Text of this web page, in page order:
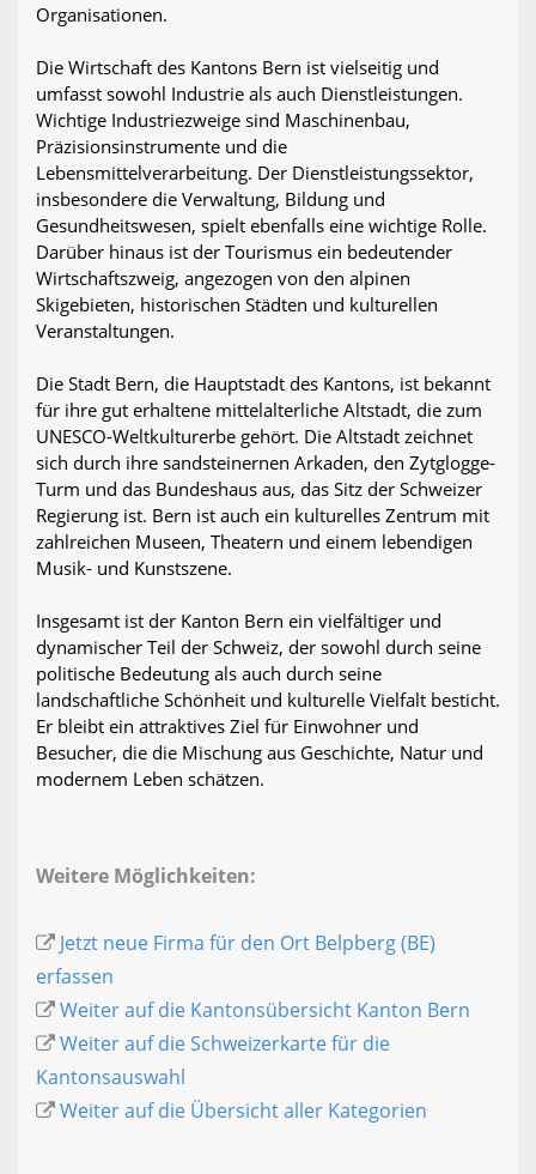
Organisationen.
Die Wirtschaft des Kantons Bern ist vielseitig und
umfasst sowohl Industrie als auch Dienstleistungen.
Wichtige Industriezweige sind Maschinenbau,
Präzisionsinstrumente und die
Lebensmittelverarbeitung. Der Dienstleistungssektor,
insbesondere die Verwaltung, Bildung und
Gesundheitswesen, spielt ebenfalls eine wichtige Rolle.
Darüber hinaus ist der Tourismus ein bedeutender
Wirtschaftszweig, angezogen von den alpinen
Skigebieten, historischen Städten und kulturellen
Veranstaltungen.
Die Stadt Bern, die Hauptstadt des Kantons, ist bekannt
für ihre gut erhaltene mittelalterliche Altstadt, die zum
UNESCO-Weltkulturerbe gehört. Die Altstadt zeichnet
sich durch ihre sandsteinernen Arkaden, den Zytglogge-
Turm und das Bundeshaus aus, das Sitz der Schweizer
Regierung ist. Bern ist auch ein kulturelles Zentrum mit
zahlreichen Museen, Theatern und einem lebendigen
Musik- und Kunstszene.
Insgesamt ist der Kanton Bern ein vielfältiger und
dynamischer Teil der Schweiz, der sowohl durch seine
politische Bedeutung als auch durch seine
landschaftliche Schönheit und kulturelle Vielfalt besticht.
Er bleibt ein attraktives Ziel für Einwohner und
Besucher, die die Mischung aus Geschichte, Natur und
modernem Leben schätzen.
Weitere Möglichkeiten:
Jetzt neue Firma für den Ort Belpberg (BE)
erfassen
Weiter auf die Kantonsübersicht Kanton Bern
Weiter auf die Schweizerkarte für die
Kantonsauswahl
Weiter auf die Übersicht aller Kategorien